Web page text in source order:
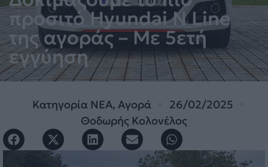
προσιτό Hyundai N Line
της αγοράς – Με 5ετή
εγγύηση
Κατηγορία ΝΕΑ, Αγορά
26/02/2025
Θοδωρής Κολονέλος